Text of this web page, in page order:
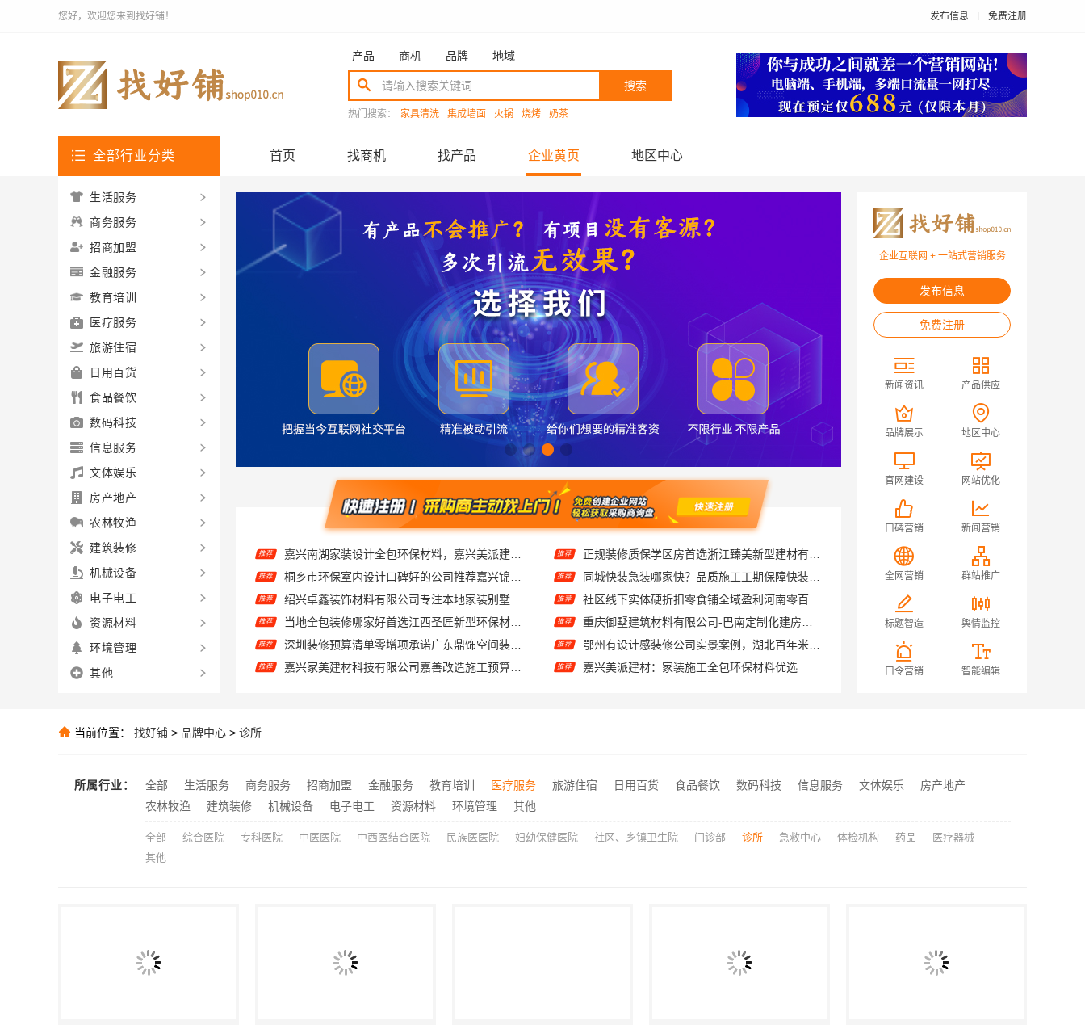
您好，欢迎您来到找好铺！ 发布信息 免费注册
产品 商机 品牌 地域
搜索
热门搜索： 家具清洗 集成墙面 火锅 烧烤 奶茶
全部行业分类 首页 找商机 找产品 企业黄页 地区中心
推荐 桐乡市环保室内设计口碑好的公司推荐嘉兴锦居装饰材料有限公司
推荐 绍兴卓鑫装饰材料有限公司专注本地家装别墅装修
推荐 当地全包装修哪家好首选江西圣匠新型环保材料有限公司
推荐 深圳装修预算清单零增项承诺广东鼎饰空间装饰工程有限公司
推荐 嘉兴家美建材科技有限公司嘉善改造施工预算透明
推荐 稳固抗震重钢装配式房报价，云南晟构建筑建材有限公司
推荐
推荐 绍兴卓鑫装饰材料有限公司城区个性化家装免费上门量房
推荐 嘉兴南湖家装设计全包环保材料，嘉兴美派建材科技有限公司专业可靠
推荐 同城快装急装哪家快？品质施工工期保障快装省心
推荐 社区线下实体硬折扣零食铺全域盈利河南零百味供应链有限公司
推荐 重庆御墅建筑材料有限公司-巴南定制化建房工期短
推荐 鄂州有设计感装修公司实景案例，湖北百年米莱空间美学装饰材料有限公司
推荐 嘉兴美派建材：家装施工全包环保材料优选
推荐
推荐 本地快装（湖北）科技有限公司，东西湖工期短报价透明装修
企业互联网 + 一站式营销服务
发布信息
免费注册
新闻资讯 产品供应
品牌展示 地区中心
官网建设 网站优化
口碑营销 新闻营销
全网营销 群站推广
标题智造 舆情监控
口令营销 智能编辑
生活服务
商务服务
招商加盟
金融服务
教育培训
医疗服务
旅游住宿
日用百货
食品餐饮
数码科技
信息服务
文体娱乐
房产地产
农林牧渔
建筑装修
机械设备
电子电工
资源材料
环境管理
其他
当前位置： 找好铺 > 品牌中心 > 诊所
所属行业： 全部 生活服务 商务服务 招商加盟 金融服务 教育培训 医疗服务 旅游住宿 日用百货 食品餐饮 数码科技 信息服务 文体娱乐
房产地产
农林牧渔
建筑装修 机械设备 电子电工 资源材料 环境管理 其他
全部 综合医院 专科医院 中医医院 中西医结合医院 民族医医院 妇幼保健医院 社区、乡镇卫生院 门诊部 诊所 急救中心 体检机构 药品
医疗器械
其他